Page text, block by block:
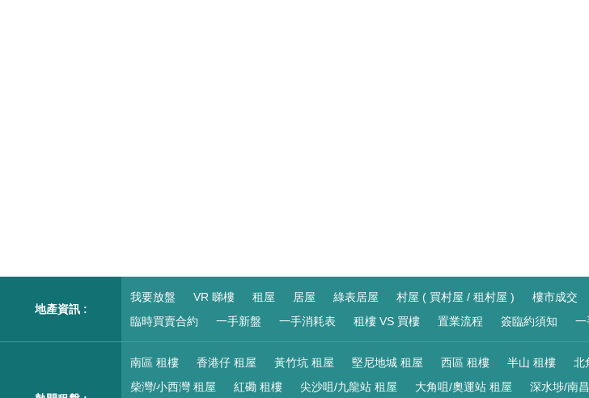
地產資訊 :
我要放盤 VR 睇樓 租屋 居屋 綠表居屋 村屋 ( 買村屋 / 租村屋 ) 樓市成交
臨時買賣合約
一手新盤 一手消耗表 租樓 VS 買樓 置業流程 簽臨約須知 一
南區 租樓 香港仔 租屋 黃竹坑 租屋 堅尼地城 租屋 西區 租樓 半山 租樓 北
柴灣/小西灣 租屋
紅磡 租樓 尖沙咀/九龍站 租屋 大角咀/奧運站 租屋 深水埗/南